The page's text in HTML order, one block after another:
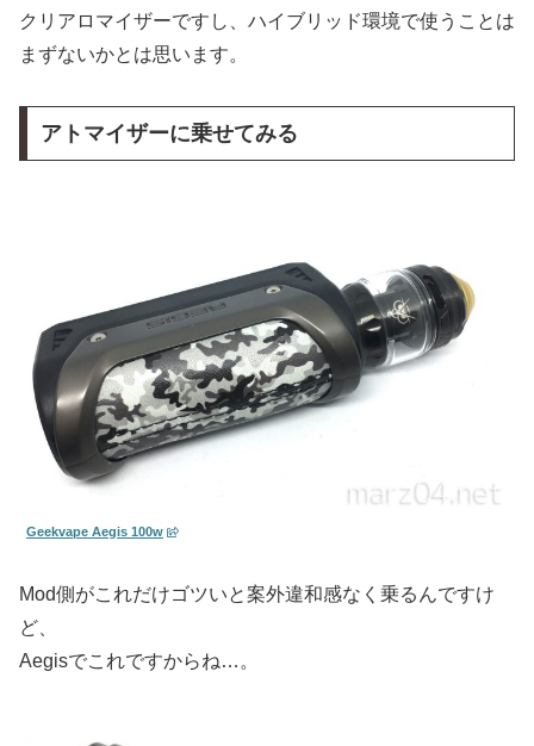
クリアロマイザーですし、ハイブリッド環境で使うことは
まずないかとは思います。
アトマイザーに乗せてみる
Geekvape Aegis 100w
Mod側がこれだけゴツいと案外違和感なく乗るんですけ
ど、
Aegisでこれですからね…。